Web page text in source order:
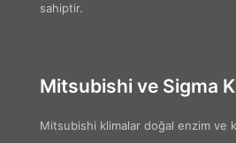
sahiptir.
Mitsubishi ve Sigma
Mitsubishi klimalar doğal enzim ve